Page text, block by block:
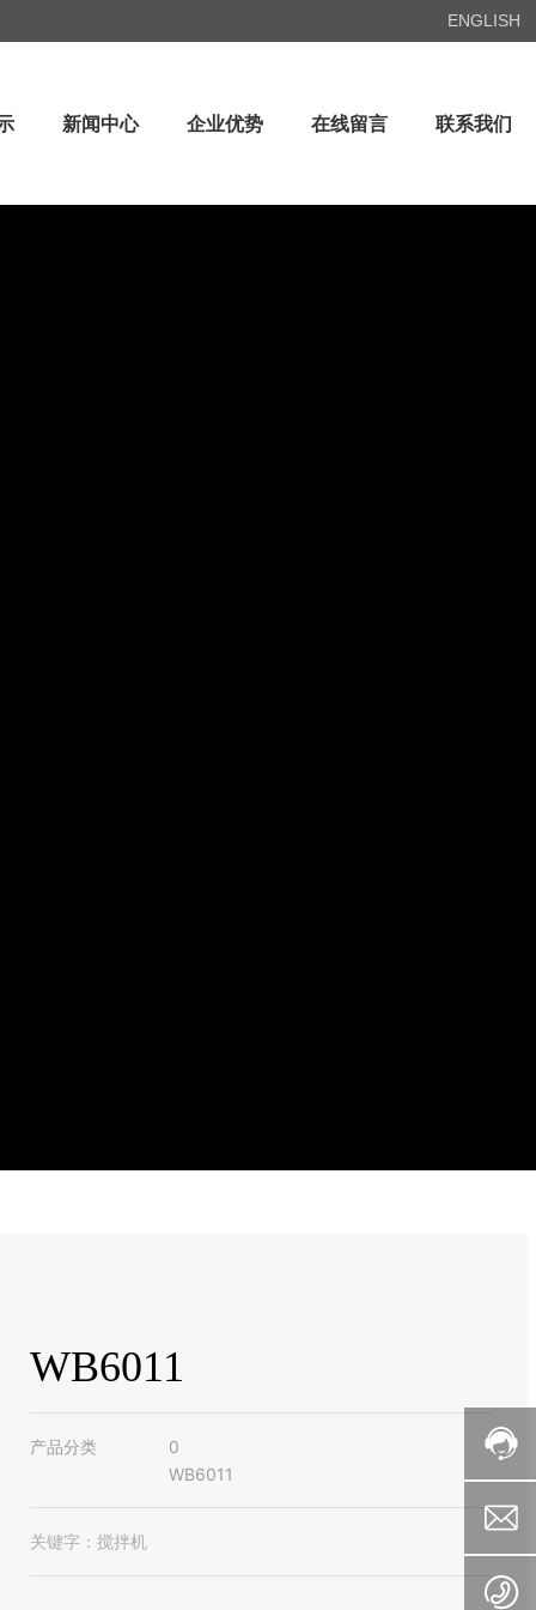
ENGLISH
新闻中心 企业优势 在线留言 联系我们
WB6011
产品分类
0
WB6011
关键字： 搅拌机